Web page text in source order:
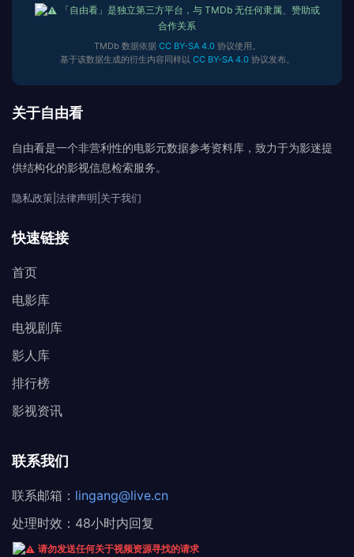
「自由看」是独立第三方平台，与 TMDb 无任何隶属、赞助或
合作关系
TMDb 数据依据 CC BY-SA 4.0协议使用。
基于该数据生成的衍生内容同样以 CC BY-SA 4.0协议发布。
关于自由看
自由看是一个非营利性的电影元数据参考资料库，致力于为影迷提
供结构化的影视信息检索服务。
隐私政策 法律声明 关于我们
快速链接
首页
电影库
电视剧库
影人库
排行榜
影视资讯
联系我们
联系邮箱： lingang@live.cn
处理时效：48小时内回复
请勿发送任何关于视频资源寻找的请求